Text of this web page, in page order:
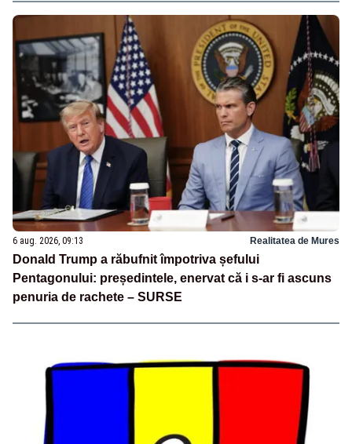
6 aug. 2026, 09:13 Realitatea de Mures
Donald Trump a răbufnit împotriva șefului
Pentagonului: președintele, enervat că i s-ar fi ascuns
penuria de rachete – SURSE